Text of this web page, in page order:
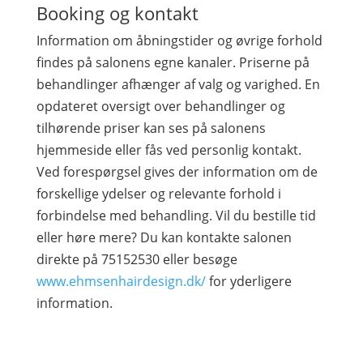
Booking og kontakt
Information om åbningstider og øvrige forhold
findes på salonens egne kanaler. Priserne på
behandlinger afhænger af valg og varighed. En
opdateret oversigt over behandlinger og
tilhørende priser kan ses på salonens
hjemmeside eller fås ved personlig kontakt.
Ved forespørgsel gives der information om de
forskellige ydelser og relevante forhold i
forbindelse med behandling. Vil du bestille tid
eller høre mere? Du kan kontakte salonen
direkte på 75152530 eller besøge
www.ehmsenhairdesign.dk/for yderligere
information.